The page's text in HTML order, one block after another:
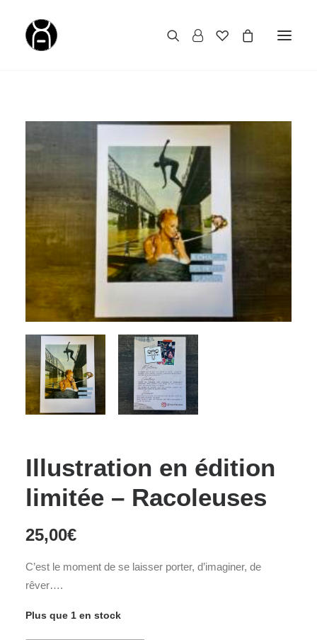
Illustration en édition
limitée – Racoleuses
25,00€
C’est le moment de se laisser porter, d’imaginer, de
rêver….
Plus que 1 en stock